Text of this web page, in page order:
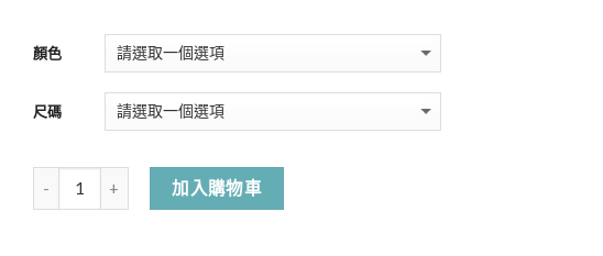
顏色
尺碼
加入購物車